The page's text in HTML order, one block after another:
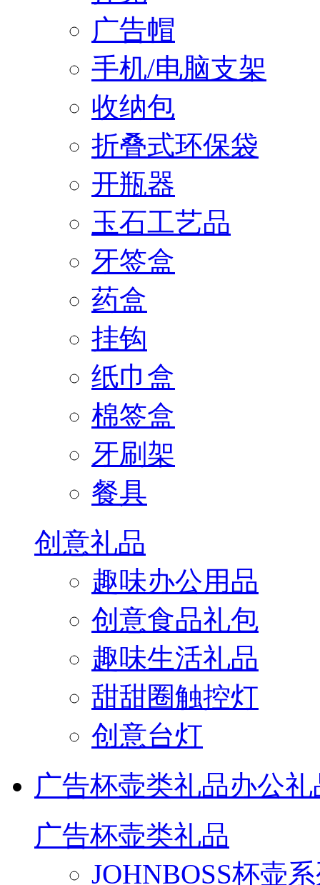
广告帽
手机/电脑支架
收纳包
折叠式环保袋
开瓶器
玉石工艺品
牙签盒
药盒
挂钩
纸巾盒
棉签盒
牙刷架
餐具
创意礼品
趣味办公用品
创意食品礼包
趣味生活礼品
甜甜圈触控灯
创意台灯
广告杯壶类礼品办公礼
广告杯壶类礼品
JOHNBOSS杯壶